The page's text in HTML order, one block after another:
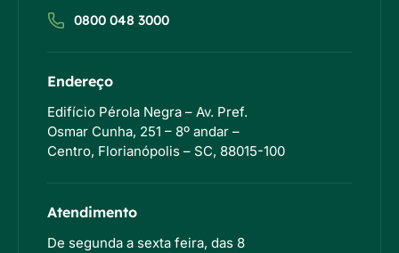
0800 048 3000
Endereço
Edifício Pérola Negra – Av. Pref.
Osmar Cunha, 251 – 8º andar –
Centro, Florianópolis – SC, 88015-100
Atendimento
De segunda a sexta feira, das 8